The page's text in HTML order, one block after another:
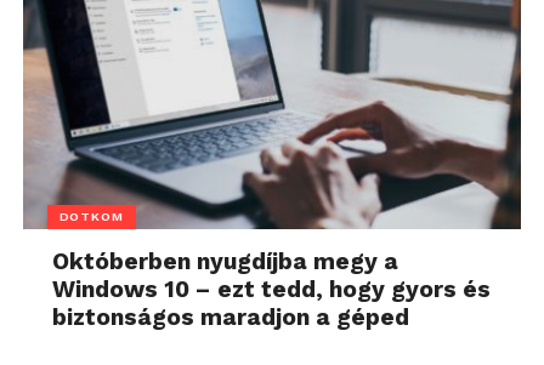
DOTKOM
Októberben nyugdíjba megy a
Windows 10 – ezt tedd, hogy gyors és
biztonságos maradjon a géped